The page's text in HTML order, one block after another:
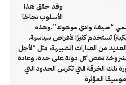
وقد حقق هذا
الأسلوب نجاحًا
سمي “صيغة وادي موهوك”.وهذه
تستخدم كثيرًا لأغراض سياسية،
من العبارات الشبيهة، مثل “لأجل
تخص كل دولة على حدة، وعادة
تلك الخرقة التي تكرس الحدود التي
المؤثرة.